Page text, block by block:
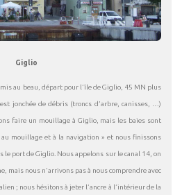
Giglio
au beau, départ pour l’île de Giglio, 45 MN plus
jonchée de débris (troncs d’arbre, canisses, …)
faire un mouillage à Giglio, mais les baies sont
mouillage et à la navigation » et nous finissons
le port de Giglio. Nous appelons sur le canal 14, on
mais nous n’arrivons pas à nous comprendre avec
; nous hésitons à jeter l’ancre à l’intérieur de la